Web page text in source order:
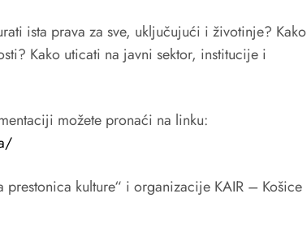
ista prava za sve, uključujući i životinje? Kako
Kako uticati na javni sektor, institucije i
možete pronaći na linku:
kulture“ i organizacije KAIR – Košice